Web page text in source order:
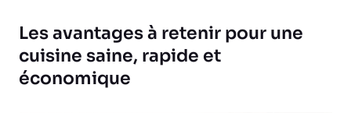
Les avantages à retenir pour une
cuisine saine, rapide et
économique